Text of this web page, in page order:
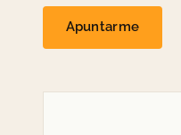
Apuntarme